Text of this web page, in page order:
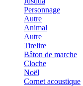
Personnage
Autre
Animal
Autre
Tirelire
Bâton de marche
Cloche
Noël
Cornet acoustique